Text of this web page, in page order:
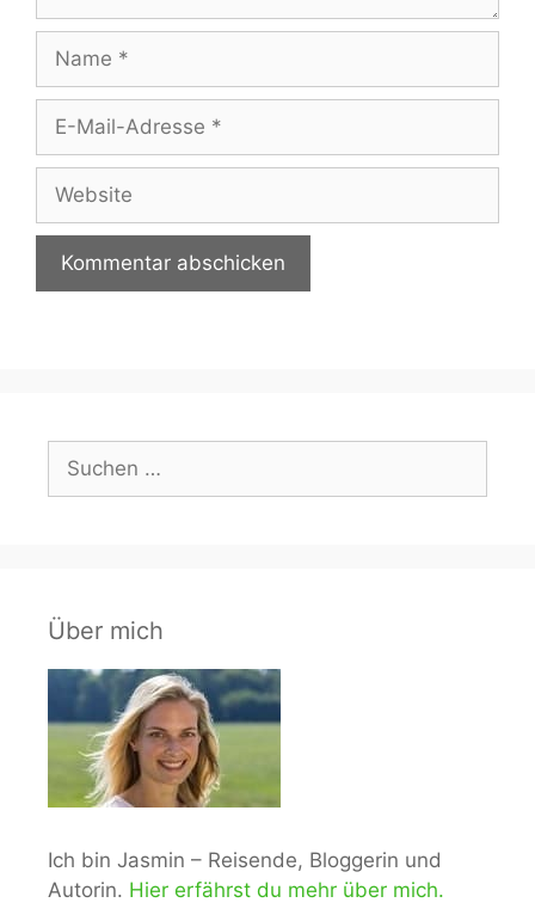
Mail-
Adresse
Suchen
nach:
Über mich
Ich bin Jasmin – Reisende, Bloggerin und
Autorin. Hier erfährst du mehr über mich.